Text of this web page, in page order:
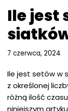
Ile jest
7 czerwca, 2024
Ile jest setów w
z określonej
różną ilość
niniejszym